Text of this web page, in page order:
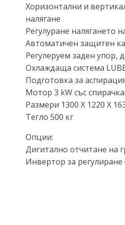
Хоризонтални и
налягане
Регулуране налягането
Автоматичен защитен
Регулеруем заден упор,
Охлаждаща система
Подготовка за
Мотор 3 kW със спирачка
Размери 1300 X 1220 X
Тегло 500 кг
Опции:
Дигитално отчитане на
Инвертор за